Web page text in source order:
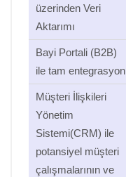
üzerinden Veri
Aktarımı
Bayi Portali (B2B)
ile tam entegrasyon
Müşteri İlişkileri
Yönetim
Sistemi(CRM) ile
potansiyel müşteri
çalışmalarının ve